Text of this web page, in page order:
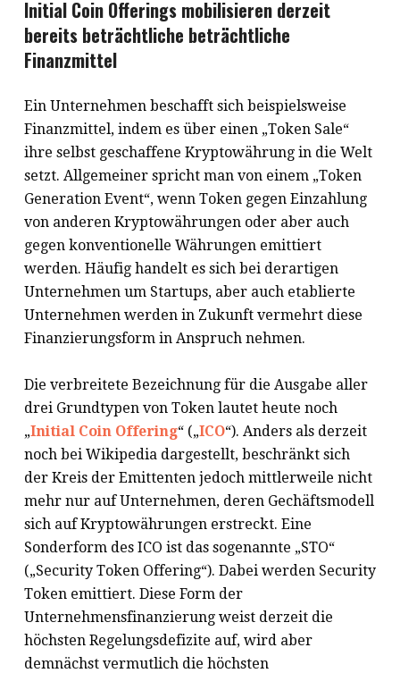
Initial Coin Offerings mobilisieren derzeit
bereits beträchtliche beträchtliche
Finanzmittel
Ein Unternehmen beschafft sich beispielsweise
Finanzmittel, indem es über einen „Token Sale“
ihre selbst geschaffene Kryptowährung in die Welt
setzt. Allgemeiner spricht man von einem „Token
Generation Event“, wenn Token gegen Einzahlung
von anderen Kryptowährungen oder aber auch
gegen konventionelle Währungen emittiert
werden. Häufig handelt es sich bei derartigen
Unternehmen um Startups, aber auch etablierte
Unternehmen werden in Zukunft vermehrt diese
Finanzierungsform in Anspruch nehmen.
Die verbreitete Bezeichnung für die Ausgabe aller
drei Grundtypen von Token lautet heute noch
„Initial Coin Offering“ („ICO“). Anders als derzeit
noch bei Wikipedia dargestellt, beschränkt sich
der Kreis der Emittenten jedoch mittlerweile nicht
mehr nur auf Unternehmen, deren Gechäftsmodell
sich auf Kryptowährungen erstreckt. Eine
Sonderform des ICO ist das sogenannte „STO“
(„Security Token Offering“). Dabei werden Security
Token emittiert. Diese Form der
Unternehmensfinanzierung weist derzeit die
höchsten Regelungsdefizite auf, wird aber
demnächst vermutlich die höchsten